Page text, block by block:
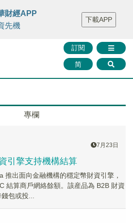
FINMETA 財華證券 媒體矩陣
智庫沙龍
聯絡我們
訂閱
简
財經APP
先機
下載APP
專欄
7月23日
引擎支持機構結算
推出面向金融機構的穩定幣財資引擎，
結算商戶網絡餘額。該産品為 B2B 財資
包或投...